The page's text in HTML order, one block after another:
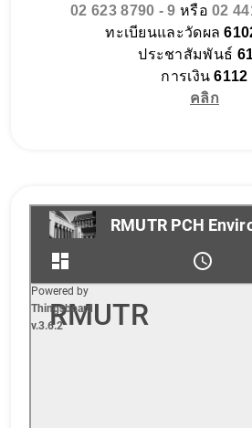
02 623 8790 - 9 หรือ 02
ทะเบียนและวัดผล
ประชาสัมพันธ์
การเงิน6112
คลิก